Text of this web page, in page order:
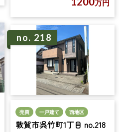
万円
no. 218
売買 一戸建て 西地区
敦賀市呉竹町1丁目 no.218